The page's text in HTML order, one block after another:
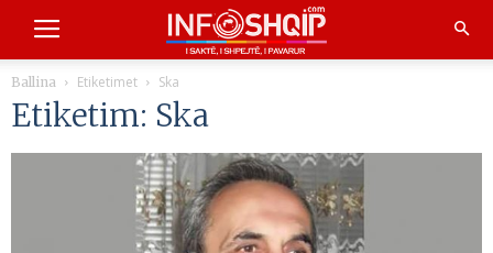
Ballina Etiketimet Ska
Etiketim: Ska